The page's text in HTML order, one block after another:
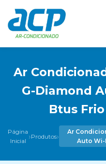
Ar
G-Diamond
Btus
Página
Inicial ›Produtos›
Ar
Auto Wi-